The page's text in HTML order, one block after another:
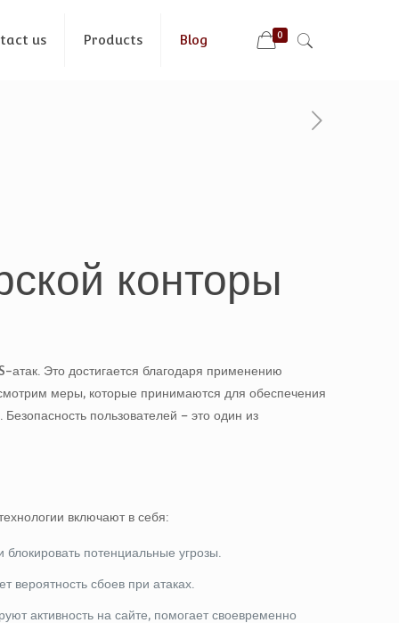
us Products Blog 0
конторы
Это достигается благодаря применению
меры, которые принимаются для обеспечения
пользователей – это один из
включают в себя:
потенциальные угрозы.
вероятность сбоев при атаках.
активность на сайте, помогает своевременно